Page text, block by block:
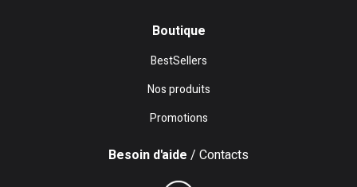
Boutique
BestSellers
Nos produits
Promotions
Besoin d'aide / Contacts